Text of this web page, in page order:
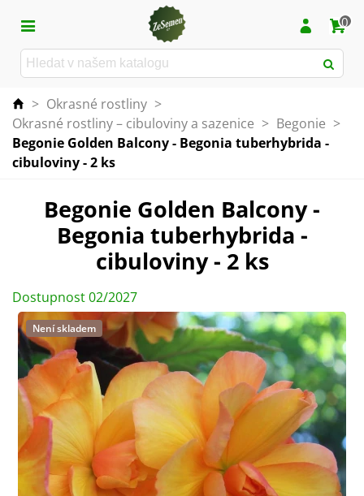
0
> Okrasné rostliny >
Okrasné rostliny – cibuloviny a sazenice > Begonie >
Begonie Golden Balcony - Begonia tuberhybrida -
cibuloviny - 2 ks
Begonie Golden Balcony -
Begonia tuberhybrida -
cibuloviny - 2 ks
Dostupnost 02/2027
Není skladem